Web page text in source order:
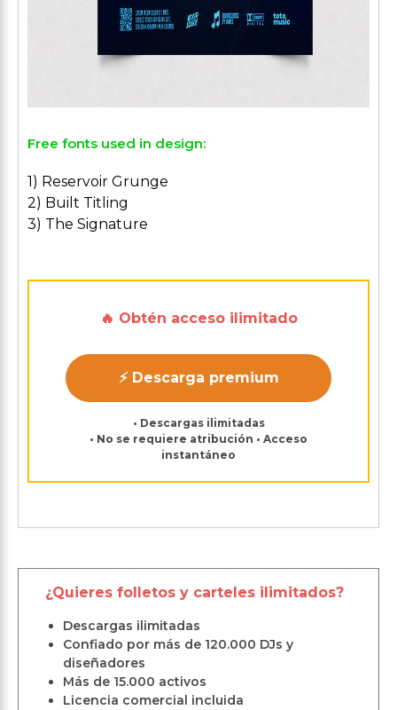
Free fonts used in design:
1) Reservoir Grunge
2) Built Titling
3) The Signature
🔥 Obtén acceso ilimitado
⚡ Descarga premium
• Descargas ilimitadas
• No se requiere atribución • Acceso
instantáneo
¿Quieres folletos y carteles ilimitados?
Descargas ilimitadas
Confiado por más de 120.000 DJs y
diseñadores
Más de 15.000 activos
Licencia comercial incluida